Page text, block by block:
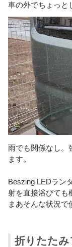
車の外でちょっと
雨でも関係なし。
ます。
Beszing LEDラン
射を直接浴びても
まあそんな状況で
折りたたみ